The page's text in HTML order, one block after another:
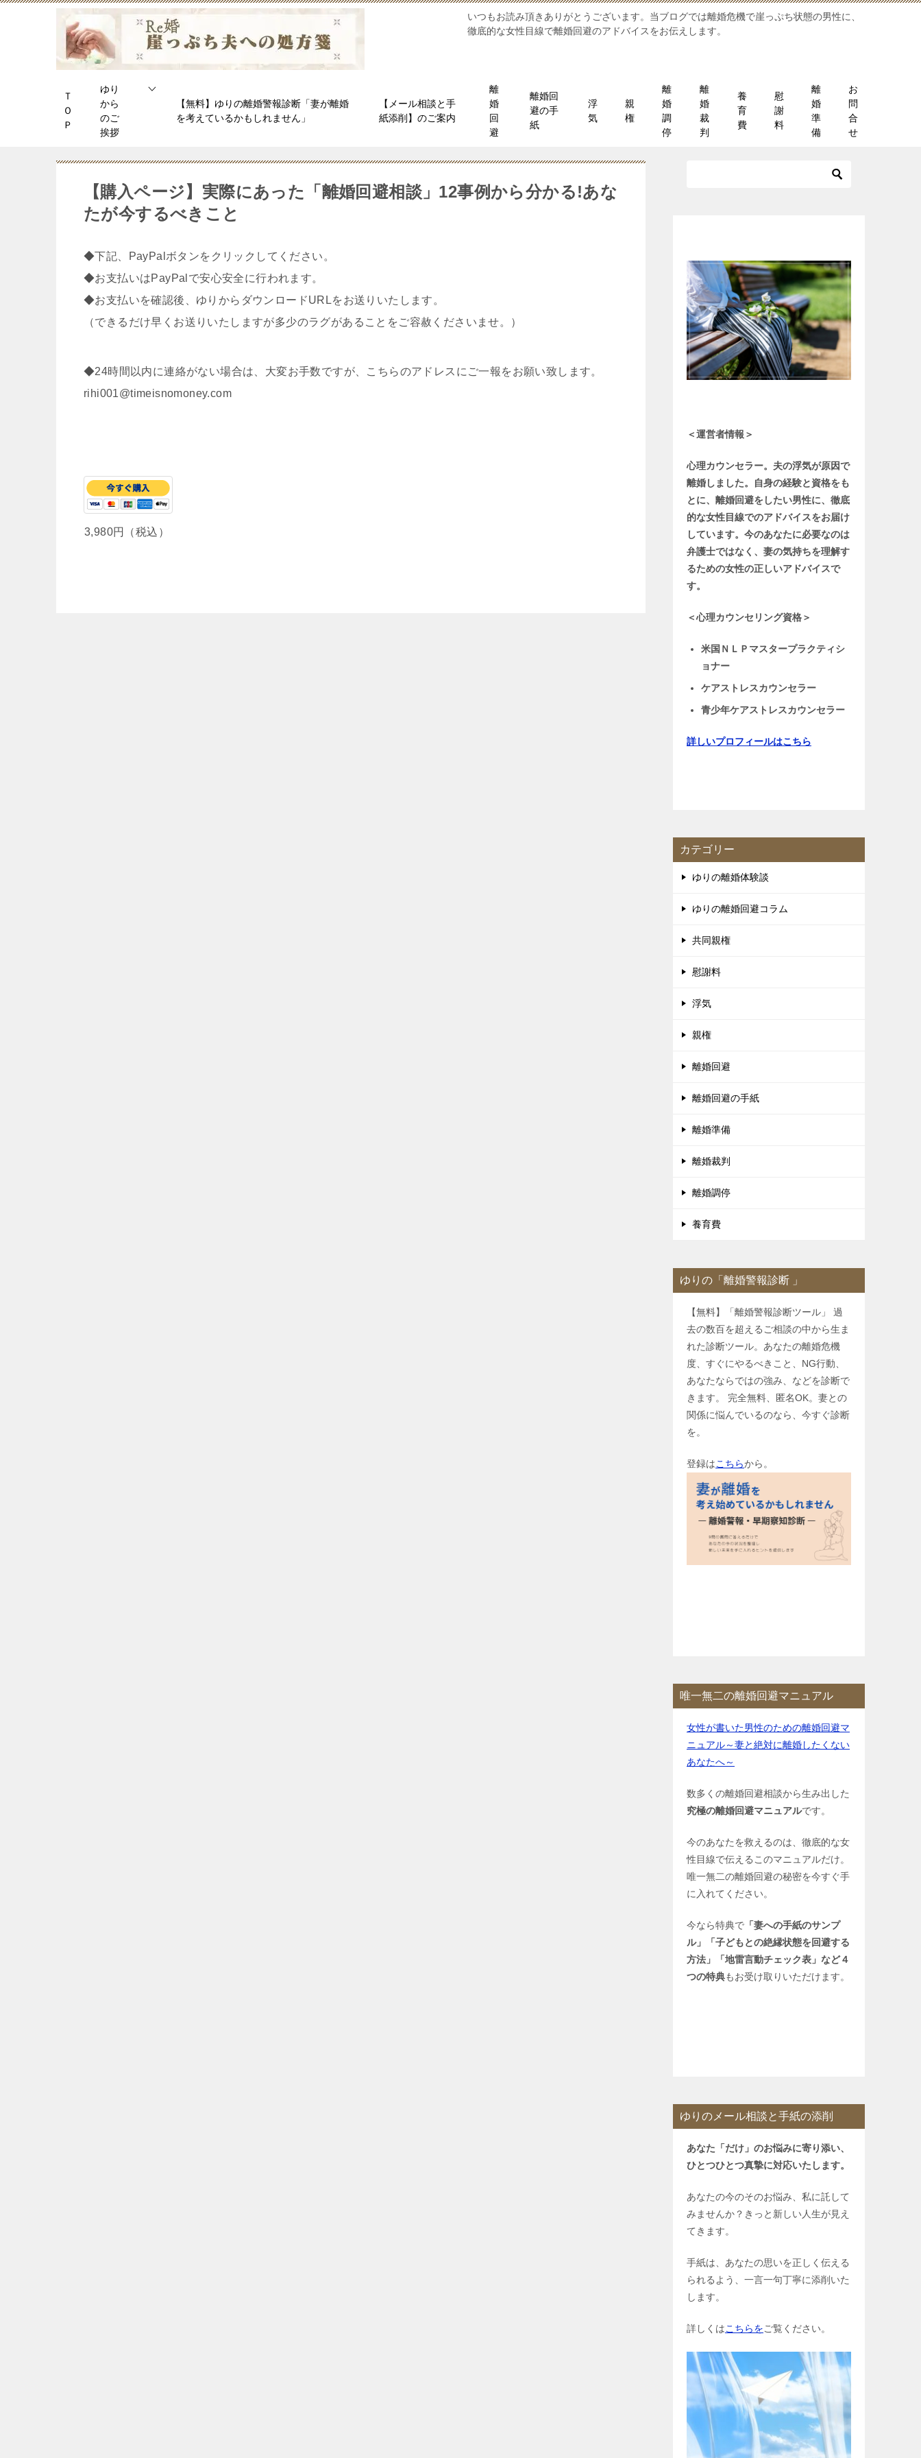
いつもお読み頂きありがとうございます。当ブログでは離婚危機で崖っぷち状態の男性に、
徹底的な女性目線で離婚回避のアドバイスをお伝えします。
Ｔ
Ｏ
Ｐ
ゆり
から
のご
挨拶
【無料】ゆりの離婚警報診断「妻が離婚
を考えているかもしれません」
【メール相談と手
紙添削】のご案内
離
婚
回
避
離婚回
避の手
紙
浮
気
親
権
離
婚
調
停
離
婚
裁
判
養
育
費
慰
謝
料
離
婚
準
備
お
問
合
せ
【購入ページ】実際にあった「離婚回避相談」12事例から分かる!あな
たが今するべきこと
◆下記、PayPalボタンをクリックしてください。
◆お支払いはPayPalで安心安全に行われます。
◆お支払いを確認後、ゆりからダウンロードURLをお送りいたします。
（できるだけ早くお送りいたしますが多少のラグがあることをご容赦くださいませ。）
◆24時間以内に連絡がない場合は、大変お手数ですが、こちらのアドレスにご一報をお願い致します。
rihi001@timeisnomoney.com
3,980円（税込）
＜運営者情報＞
心理カウンセラー。夫の浮気が原因で
離婚しました。自身の経験と資格をも
とに、離婚回避をしたい男性に、徹底
的な女性目線でのアドバイスをお届け
しています。今のあなたに必要なのは
弁護士ではなく、妻の気持ちを理解す
るための女性の正しいアドバイスで
す。
＜心理カウンセリング資格＞
米国ＮＬＰマスタープラクティシ
ョナー
ケアストレスカウンセラー
青少年ケアストレスカウンセラー
詳しいプロフィールはこちら
カテゴリー
ゆりの離婚体験談
ゆりの離婚回避コラム
共同親権
慰謝料
浮気
親権
離婚回避
離婚回避の手紙
離婚準備
離婚裁判
離婚調停
養育費
ゆりの「離婚警報診断 」
【無料】「離婚警報診断ツール」 過
去の数百を超えるご相談の中から生ま
れた診断ツール。あなたの離婚危機
度、すぐにやるべきこと、NG行動、
あなたならではの強み、などを診断で
きます。 完全無料、匿名OK。妻との
関係に悩んでいるのなら、今すぐ診断
を。
登録はこちらから。
唯一無二の離婚回避マニュアル
女性が書いた男性のための離婚回避マ
ニュアル～妻と絶対に離婚したくない
あなたへ～
数多くの離婚回避相談から生み出した
究極の離婚回避マニュアルです。
今のあなたを救えるのは、徹底的な女
性目線で伝えるこのマニュアルだけ。
唯一無二の離婚回避の秘密を今すぐ手
に入れてください。
今なら特典で 「妻への手紙のサンプ
ル」「子どもとの絶縁状態を回避する
方法」「地雷言動チェック表」など４
つの特典もお受け取りいただけます。
ゆりのメール相談と手紙の添削
あなた「だけ」のお悩みに寄り添い、
ひとつひとつ真摯に対応いたします。
あなたの今のそのお悩み、私に託して
みませんか？きっと新しい人生が見え
てきます。
手紙は、あなたの思いを正しく伝える
られるよう、一言一句丁寧に添削いた
します。
詳しくはこちらをご覧ください。